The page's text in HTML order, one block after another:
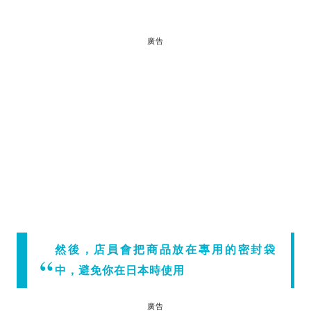
廣告
然後，店員會把商品放在專用的密封袋
中，避免你在日本時使用
廣告